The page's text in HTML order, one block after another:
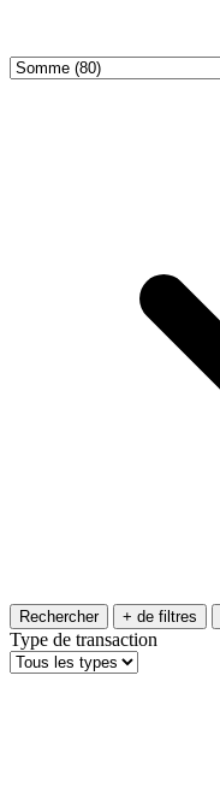
Rechercher + de filtres
Type de transaction